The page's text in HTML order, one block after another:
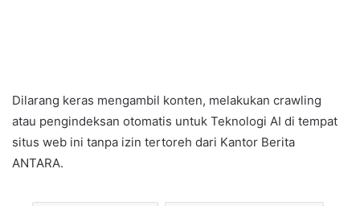
Dilarang keras mengambil konten, melakukan crawling
atau pengindeksan otomatis untuk Teknologi AI di tempat
situs web ini tanpa izin tertoreh dari Kantor Berita
ANTARA.